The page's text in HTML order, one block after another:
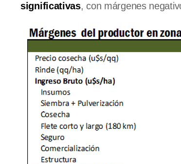
significativas, con márgenes